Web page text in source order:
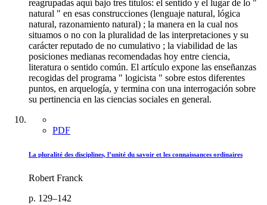
reagrupadas aquí bajo tres títulos: el sentido y el lugar de lo "
natural " en esas construcciones (lenguaje natural, lógica
natural, razonamiento natural) ; la manera en la cual nos
situamos o no con la pluralidad de las interpretaciones y su
carácter reputado de no cumulativo ; la viabilidad de las
posiciones medianas recomendadas hoy entre ciencia,
literatura o sentido común. El artículo expone las enseñanzas
recogidas del programa " logicista " sobre estos diferentes
puntos, en arquelogía, y termina con una interrogación sobre
su pertinencia en las ciencias sociales en general.
PDF
La pluralité des disciplines, l’unité du savoir et les connaissances ordinaires
Robert Franck
p. 129–142